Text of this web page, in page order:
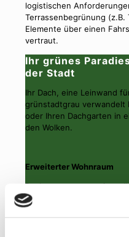
logistischen
Terrassenbegrünung (z.B.
Elemente über einen
vertraut.
Ihr grünes
der Stadt
Ihr Dach, eine Leinwand
grünstadtgrau verwandelt
oder Ihren Dachgarten in
den Wolken.
Erweiterter Wohnraum
Dachterrassen erweitern
bieten Platz für
und Freiluft-Feeling mit
Ihren Wohnraum.